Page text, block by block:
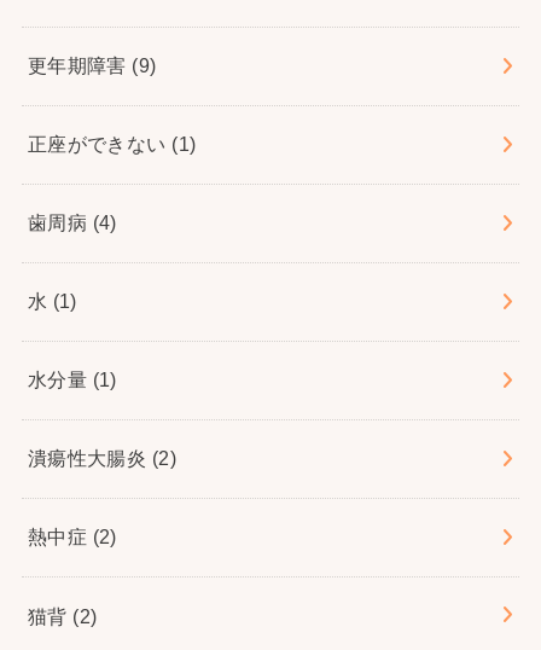
更年期障害 (9)
正座ができない (1)
歯周病 (4)
水 (1)
水分量 (1)
潰瘍性大腸炎 (2)
熱中症 (2)
猫背 (2)